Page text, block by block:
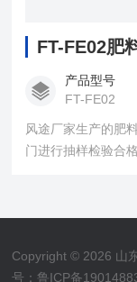
FT-FE02肥
产品型号
FT-FE02
风途厂家生产的肥
门进行抽样检验合
测精度高，检测时
Copyright © 2026 山
号：鲁ICP备